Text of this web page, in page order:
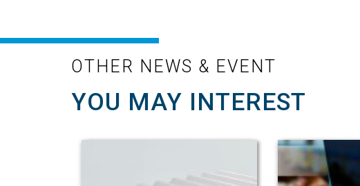
OTHER NEWS & EVENT
YOU MAY INTEREST